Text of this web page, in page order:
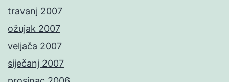
travanj 2007
ožujak 2007
veljača 2007
siječanj 2007